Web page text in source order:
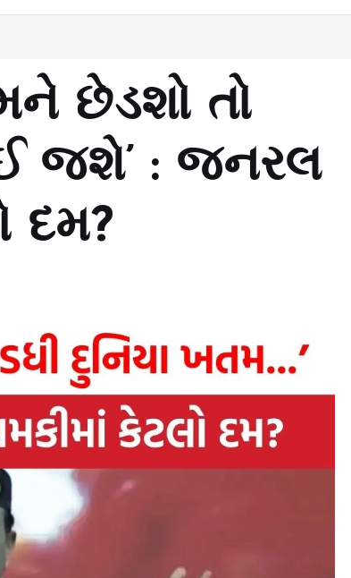
છેડશો તો
જશે’ : જનરલ
દમ?